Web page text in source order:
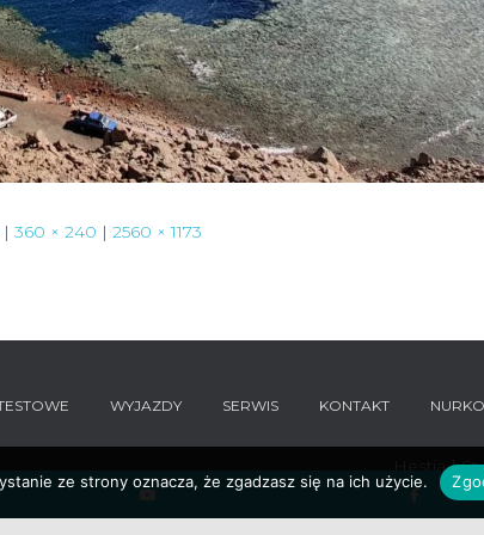
| 360 × 240 | 2560 × 1173
WYJAZDY SERWIS KONTAKT
Hestia |
YouTube
ze strony oznacza, że zgadzasz się na ich użycie.